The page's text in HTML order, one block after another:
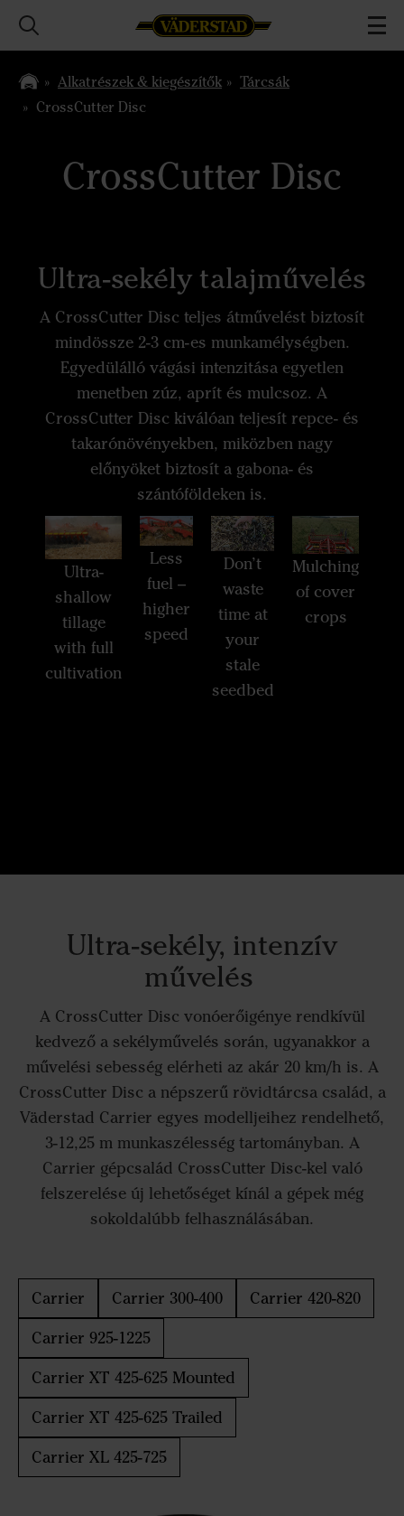
Alkatrészek & kiegészítők
Tárcsák
CrossCutter Disc
CrossCutter Disc
Ultra-sekély talajművelés
A CrossCutter Disc teljes átművelést biztosít
mindössze 2-3 cm-es munkamélységben.
Egyedülálló vágási intenzitása egyetlen
menetben zúz, aprít és mulcsoz. A
CrossCutter Disc kiválóan teljesít repce- és
takarónövényekben, miközben nagy
előnyöket biztosít a gabona- és
szántóföldeken is.
Ultra-
shallow
tillage
with full
cultivation
Less
fuel –
higher
speed
Don’t
waste
time at
your
stale
seedbed
Mulching
of cover
crops
Ultra-sekély, intenzív
művelés
A CrossCutter Disc vonóerőigénye rendkívül
kedvező a sekélyművelés során, ugyanakkor a
művelési sebesség elérheti az akár 20 km/h is. A
CrossCutter Disc a népszerű rövidtárcsa család, a
Väderstad Carrier egyes modelljeihez rendelhető,
3-12,25 m munkaszélesség tartományban. A
Carrier gépcsalád CrossCutter Disc-kel való
felszerelése új lehetőséget kínál a gépek még
sokoldalúbb felhasználásában.
Carrier Carrier 300-400
Carrier 420-820
Carrier 925-1225
Carrier XT 425-625 Mounted
Carrier XT 425-625 Trailed
Carrier XL 425-725